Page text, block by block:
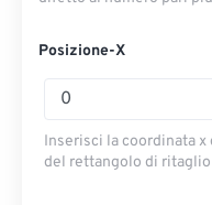
Posizione-X
Inserisci la coordinata
del rettangolo di ritaglio